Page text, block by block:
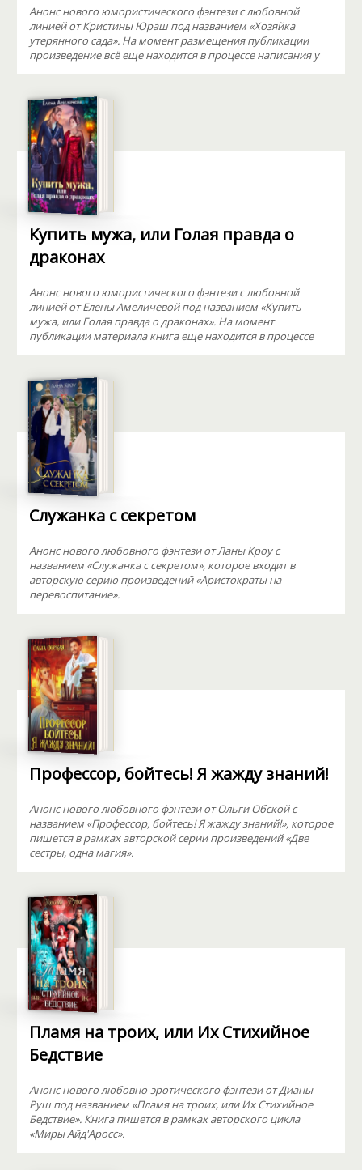
Анонс нового юмористического фэнтези с любовной
линией от Кристины Юраш под названием «Хозяйка
утерянного сада». На момент размещения публикации
произведение всё еще находится в процессе написания у
Купить мужа, или Голая правда о
драконах
Анонс нового юмористического фэнтези с любовной
линией от Елены Амеличевой под названием «Купить
мужа, или Голая правда о драконах». На момент
публикации материала книга еще находится в процессе
Служанка с секретом
Анонс нового любовного фэнтези от Ланы Кроу с
названием «Служанка с секретом», которое входит в
авторскую серию произведений «Аристократы на
перевоспитание».
Профессор, бойтесь! Я жажду знаний!
Анонс нового любовного фэнтези от Ольги Обской с
названием «Профессор, бойтесь! Я жажду знаний!», которое
пишется в рамках авторской серии произведений «Две
сестры, одна магия».
Пламя на троих, или Их Стихийное
Бедствие
Анонс нового любовно-эротического фэнтези от Дианы
Руш под названием «Пламя на троих, или Их Стихийное
Бедствие». Книга пишется в рамках авторского цикла
«Миры Айд'Аросс».